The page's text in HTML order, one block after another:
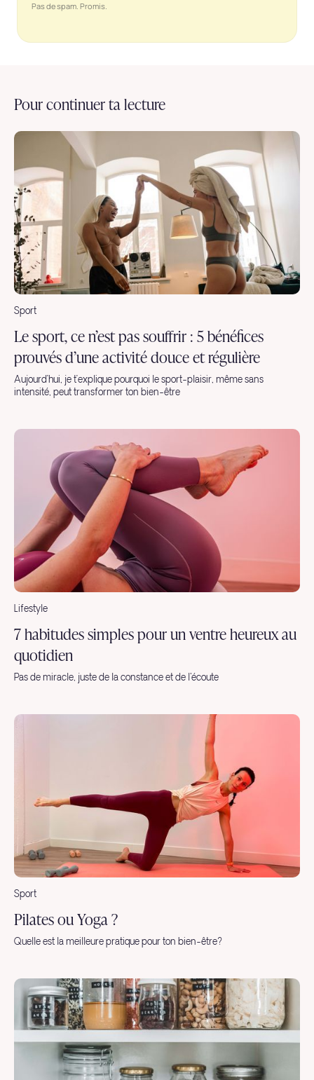
Pas de spam. Promis.
Pour continuer ta lecture
Sport
Le sport, ce n’est pas souffrir : 5 bénéfices
prouvés d’une activité douce et régulière
Aujourd’hui, je t’explique pourquoi le sport-plaisir, même sans
intensité, peut transformer ton bien-être
Lifestyle
7 habitudes simples pour un ventre heureux au
quotidien
Pas de miracle, juste de la constance et de l'écoute
Sport
Pilates ou Yoga ?
Quelle est la meilleure pratique pour ton bien-être?